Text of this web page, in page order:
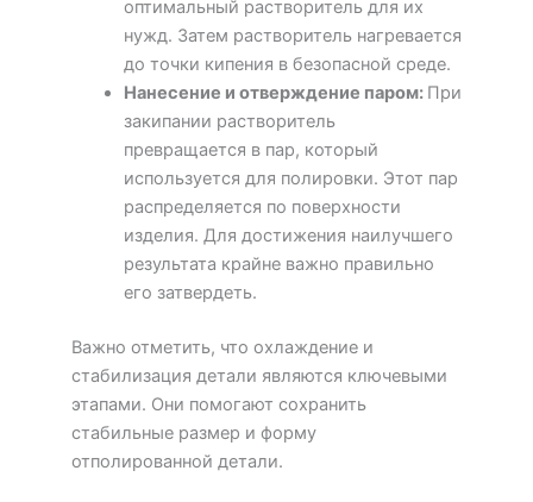
оптимальный растворитель для их
нужд. Затем растворитель нагревается
до точки кипения в безопасной среде.
Нанесение и отверждение паром: При
закипании растворитель
превращается в пар, который
используется для полировки. Этот пар
распределяется по поверхности
изделия. Для достижения наилучшего
результата крайне важно правильно
его затвердеть.
Важно отметить, что охлаждение и
стабилизация детали являются ключевыми
этапами. Они помогают сохранить
стабильные размер и форму
отполированной детали.